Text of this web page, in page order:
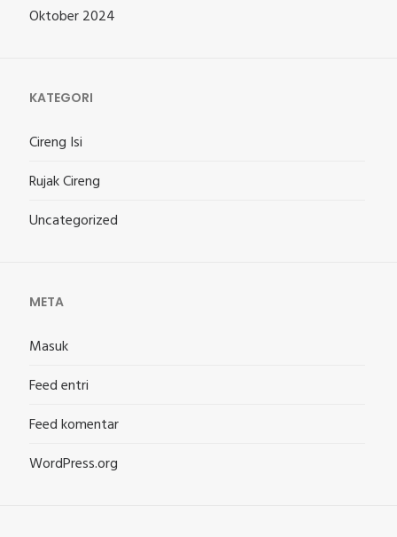
Oktober 2024
KATEGORI
Cireng Isi
Rujak Cireng
Uncategorized
META
Masuk
Feed entri
Feed komentar
WordPress.org